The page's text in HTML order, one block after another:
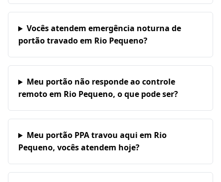
Vocês atendem emergência noturna de
portão travado em Rio Pequeno?
Meu portão não responde ao controle
remoto em Rio Pequeno, o que pode ser?
Meu portão PPA travou aqui em Rio
Pequeno, vocês atendem hoje?